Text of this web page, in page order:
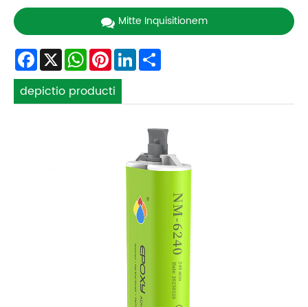
Mitte Inquisitionem
Facebook
X WhatsApp
Pinterest
LinkedIn
depictio producti